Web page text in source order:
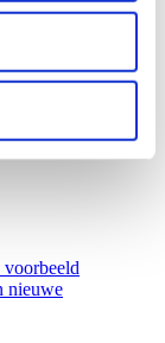
moderne
in de
voor de
nieuwe